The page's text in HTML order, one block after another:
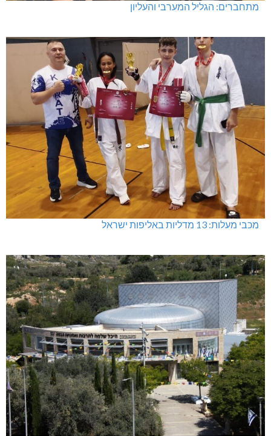
מתחברים: הגליל המערבי והעליון
מכבי מעלות: 13 מדליות באליפות ישראל